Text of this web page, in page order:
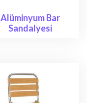
Alüminyum Bar
Sandalyesi